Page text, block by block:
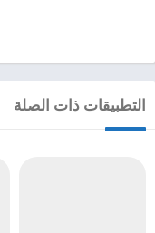
التطبيقات ذات الصلة